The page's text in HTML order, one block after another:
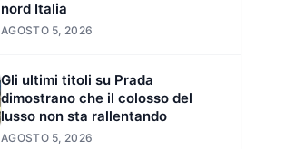
nord Italia
AGOSTO 5, 2026
Gli ultimi titoli su Prada
dimostrano che il colosso del
lusso non sta rallentando
AGOSTO 5, 2026